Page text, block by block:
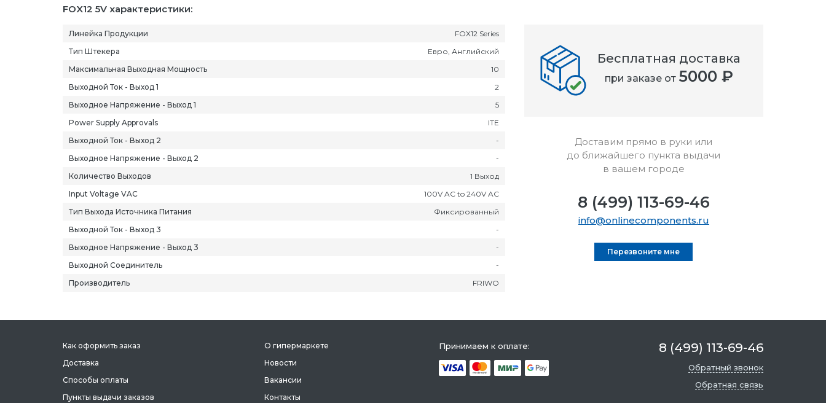
FOX12 5V характеристики:
Линейка Продукции
FOX12 Series
Тип Штекера
Евро, Английский
Максимальная Выходная Мощность
10
Выходной Ток - Выход 1
2
Выходное Напряжение - Выход 1
5
Power Supply Approvals
ITE
Выходной Ток - Выход 2
-
Выходное Напряжение - Выход 2
-
Количество Выходов
1 Выход
Input Voltage VAC
100V AC to 240V AC
Тип Выхода Источника Питания
Фиксированный
Выходной Ток - Выход 3
-
Выходное Напряжение - Выход 3
-
Выходной Соединитель
-
Производитель
FRIWO
Бесплатная доставка
при заказе от 5000 ₽
Доставим прямо в руки или
до ближайшего пункта выдачи
в вашем городе
8 (499) 113-69-46
info@onlinecomponents.ru
Перезвоните мне
Как оформить заказ
Доставка
Способы оплаты
Пункты выдачи заказов
О гипермаркете
Новости
Вакансии
Контакты
Принимаем к оплате: 8 (499) 113-69-46
Обратный звонок
Обратная связь